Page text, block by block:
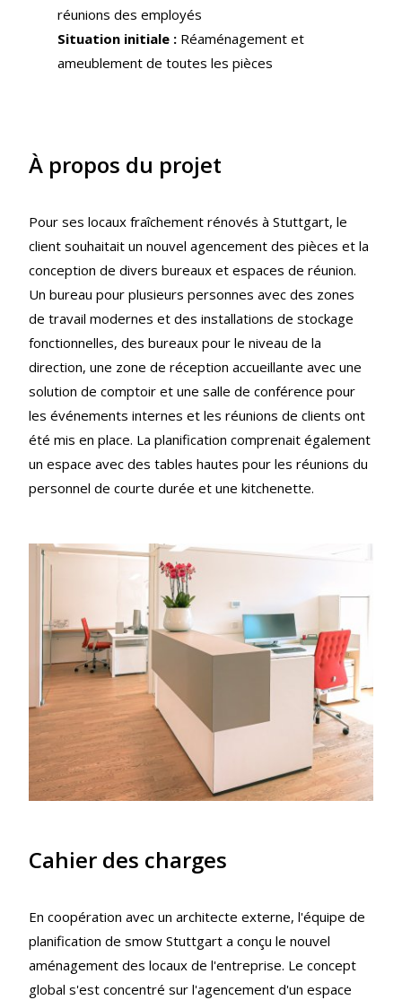
réunions des employés
Situation initiale : Réaménagement et
ameublement de toutes les pièces
À propos du projet
Pour ses locaux fraîchement rénovés à Stuttgart, le
client souhaitait un nouvel agencement des pièces et la
conception de divers bureaux et espaces de réunion.
Un bureau pour plusieurs personnes avec des zones
de travail modernes et des installations de stockage
fonctionnelles, des bureaux pour le niveau de la
direction, une zone de réception accueillante avec une
solution de comptoir et une salle de conférence pour
les événements internes et les réunions de clients ont
été mis en place. La planification comprenait également
un espace avec des tables hautes pour les réunions du
personnel de courte durée et une kitchenette.
Cahier des charges
En coopération avec un architecte externe, l'équipe de
planification de smow Stuttgart a conçu le nouvel
aménagement des locaux de l'entreprise. Le concept
global s'est concentré sur l'agencement d'un espace